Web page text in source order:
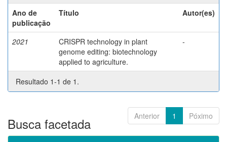
Ano de
publicação
Título Autor(es)
2021
CRISPR technology in plant
genome editing: biotechnology
applied to agriculture.
-
Resultado 1-1 de 1.
Anterior 1 Póximo
Busca facetada